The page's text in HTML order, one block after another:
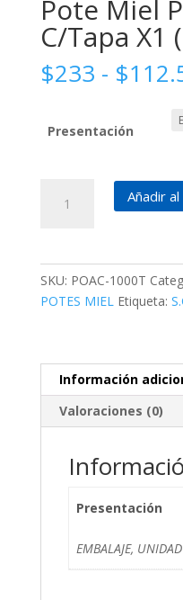
Pote Miel
C/Tapa X1
$233 - $
Presentación
cantidad
Añadir
SKU: POAC-1000T
POTES MIEL Etiqueta:
Información
Valoraciones (0)
Presentación
EMBALAJE, UNIDAD